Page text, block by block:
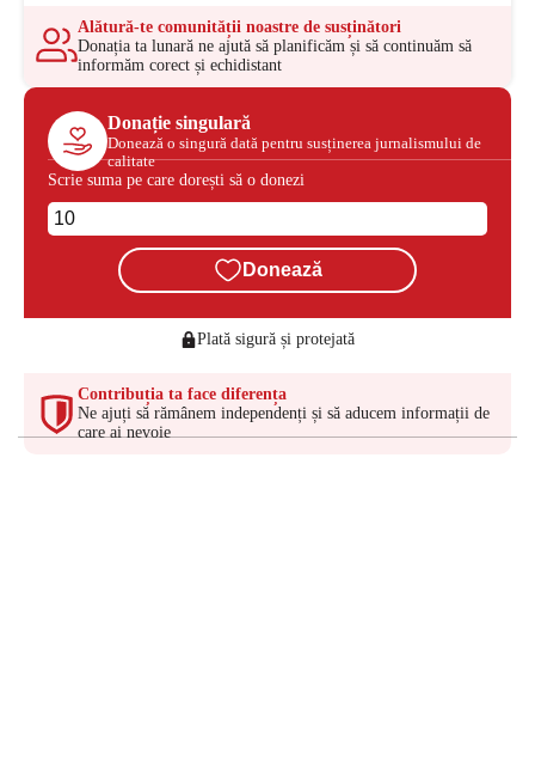
Alătură-te comunității noastre de susținători
Donația ta lunară ne ajută să planificăm și să continuăm să
informăm corect și echidistant
Donație singulară
Donează o singură dată pentru susținerea jurnalismului de
calitate
Scrie suma pe care dorești să o donezi
Donează
Plată sigură și protejată
Contribuția ta face diferența
Ne ajuți să rămânem independenți și să aducem informații de
care ai nevoie